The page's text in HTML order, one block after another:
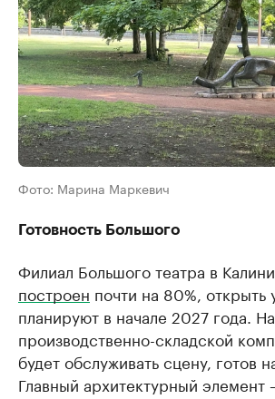
Фото: Марина Маркевич
Готовность Большого
Филиал Большого театра в
построен почти на 80%, открыть
планируют в начале 2027 года.
производственно-складской
будет обслуживать сцену, готов
Главный архитектурный элемент